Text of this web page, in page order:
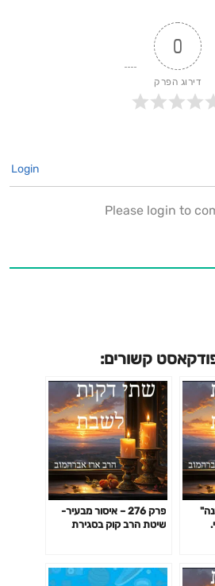
0
דירוג הפרק
Please login to
קשורים:
פרק 276 – איסור מבעיר-
שיטת הרב קוק בסגירת